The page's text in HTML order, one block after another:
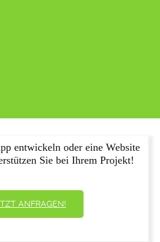
entwickeln oder eine Website
Sie bei Ihrem Projekt!
ANFRAGEN!